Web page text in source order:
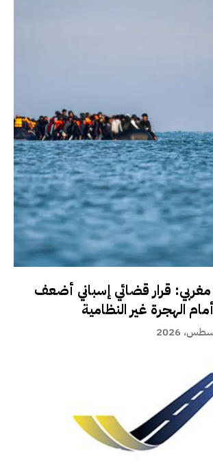
قرار قضائي إسباني أضعف
الهجرة غير النظامية